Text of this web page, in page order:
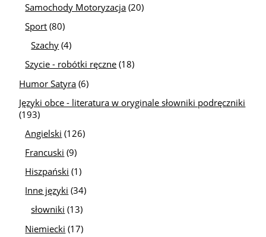
Samochody Motoryzacja (20)
Sport (80)
Szachy (4)
Szycie - robótki ręczne (18)
Humor Satyra (6)
Języki obce - literatura w oryginale słowniki podręczniki
(193)
Angielski (126)
Francuski (9)
Hiszpański (1)
Inne języki (34)
słowniki (13)
Niemiecki (17)